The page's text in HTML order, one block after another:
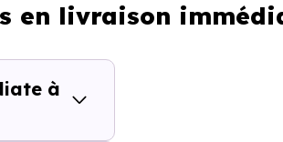
contrainte de calendrier ou si vous
en livraison
à